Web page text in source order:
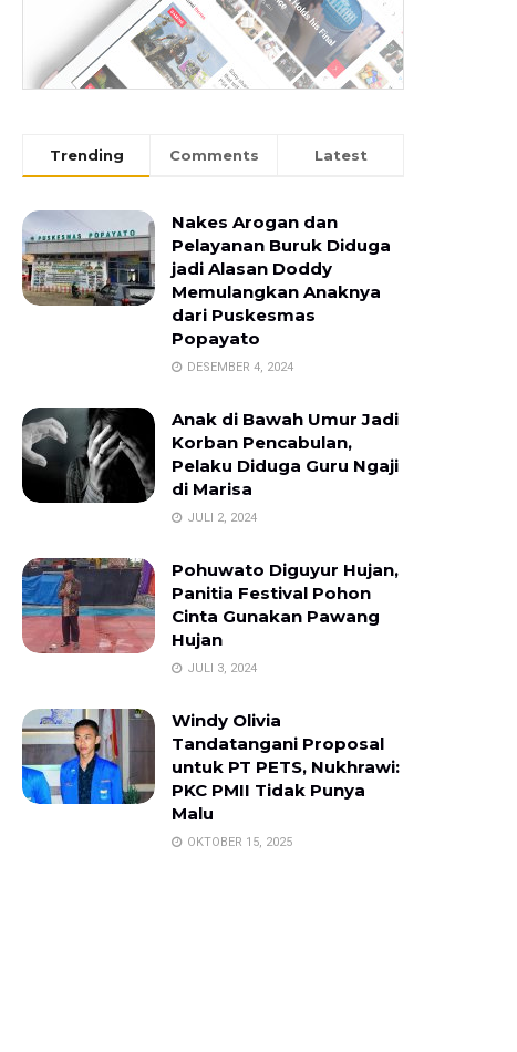
Trending Comments Latest
Nakes Arogan dan
Pelayanan Buruk Diduga
jadi Alasan Doddy
Memulangkan Anaknya
dari Puskesmas
Popayato
DESEMBER 4, 2024
Anak di Bawah Umur Jadi
Korban Pencabulan,
Pelaku Diduga Guru Ngaji
di Marisa
JULI 2, 2024
Pohuwato Diguyur Hujan,
Panitia Festival Pohon
Cinta Gunakan Pawang
Hujan
JULI 3, 2024
Windy Olivia
Tandatangani Proposal
untuk PT PETS, Nukhrawi:
PKC PMII Tidak Punya
Malu
OKTOBER 15, 2025